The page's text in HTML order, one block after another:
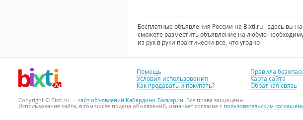
Бесплатные объявления России на Bixti.ru - здесь вы
сможете разместить объявление на любую
из рук в руки практически все, что угодно
Помощь
Условия использования
Как продавать и покупать?
Правила
Карта сайта
Обратная связь
Copyright © Bixti.ru — сайт объявлений Кабардино-Балкарии. Все права защищены
Использование сайта, в том числе подача объявлений, означает согласие с пользовательским